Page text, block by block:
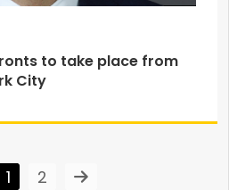
to take place from
City
1 2